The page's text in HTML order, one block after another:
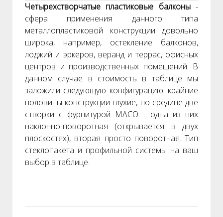
Четырехстворчатые пластиковые балконы-
сфера применения данного типа
металлопластиковой конструкции довольно
широка, например, остекление балконов,
лоджий и эркеров, веранд и террас, офисных
центров и производственных помещений. В
данном случае в стоимость в таблице мы
заложили следующую конфигурацию: крайние
половины конструкции глухие, по средине две
створки с фурнитурой MACO - одна из них
наклонно-поворотная (открывается в двух
плоскостях), вторая просто поворотная. Тип
стеклопакета и профильной системы на ваш
выбор в таблице.